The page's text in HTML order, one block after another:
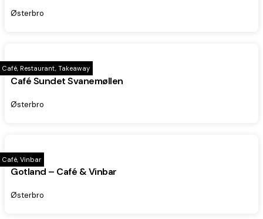
Østerbro
Café, Restaurant, Takeaway
Café Sundet Svanemøllen
Østerbro
Café, Vinbar
Gotland – Café & Vinbar
Østerbro